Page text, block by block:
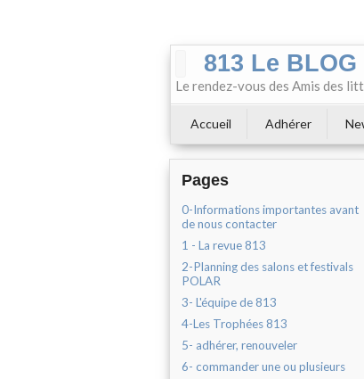
813 Le BLOG
Le rendez-vous des Amis des
Accueil Adhérer
Pages
0-Informations importantes avant
de nous contacter
1 - La revue 813
2-Planning des salons et festivals
POLAR
3- L'équipe de 813
4-Les Trophées 813
5- adhérer, renouveler
6- commander une ou plusieurs